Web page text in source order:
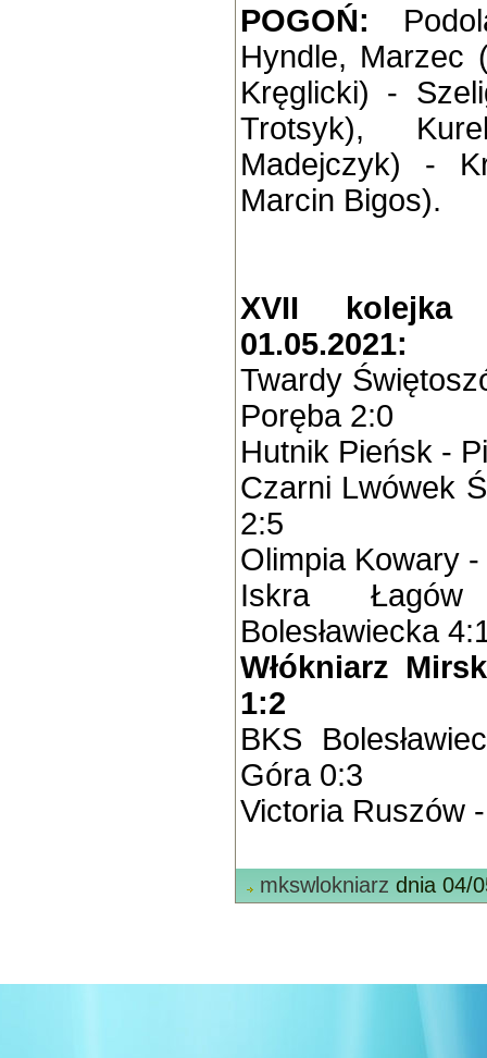
POGOŃ:
Hyndle, Marzec
Kręglicki) -
Trotsyk),
Madejczyk) -
Marcin Bigos).
XVII
01.05.2021:
Twardy
Poręba 2:0
Hutnik Pieńsk -
Czarni Lwówek
2:5
Olimpia Kowary
Iskra
Bolesławiecka
Włókniarz
1:2
BKS
Góra 0:3
Victoria Ruszów
mkswlokniarz dnia 04/